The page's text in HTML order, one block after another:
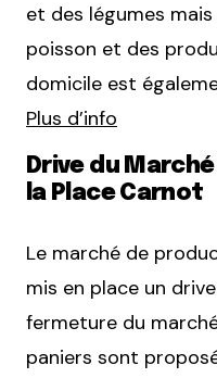
et des légumes
poisson et des
domicile est
Plus d’info
Drive du
la Place Carnot
Le marché de
mis en place un
fermeture du
paniers sont